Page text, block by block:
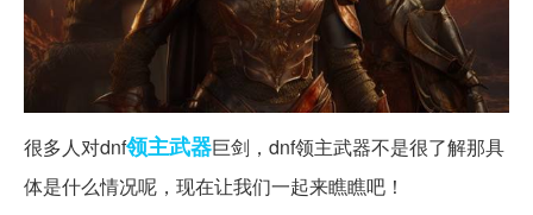
很多人对dnf领主武器巨剑，dnf领主武器不是很了解那具
体是什么情况呢，现在让我们一起来瞧瞧吧！